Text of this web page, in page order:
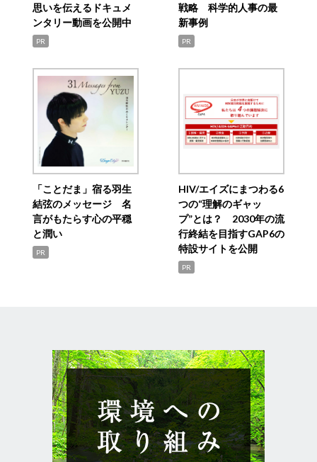
思いを伝えるドキュメ
ンタリー動画を公開中
PR
戦略 科学的人事の最
新事例
PR
「ことだま」宿る羽生
結弦のメッセージ 名
言がもたらす心の平穏
と潤い
PR
HIV/エイズにまつわる6
つの“理解のギャッ
プ”とは？ 2030年の流
行終結を目指すGAP6の
特設サイトを公開
PR